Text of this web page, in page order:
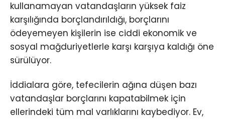
kullanamayan vatandaşların yüksek faiz
karşılığında borçlandırıldığı, borçlarını
ödeyemeyen kişilerin ise ciddi ekonomik ve
sosyal mağduriyetlerle karşı karşıya kaldığı öne
sürülüyor.
İddialara göre, tefecilerin ağına düşen bazı
vatandaşlar borçlarını kapatabilmek için
ellerindeki tüm mal varlıklarını kaybediyor. Ev,